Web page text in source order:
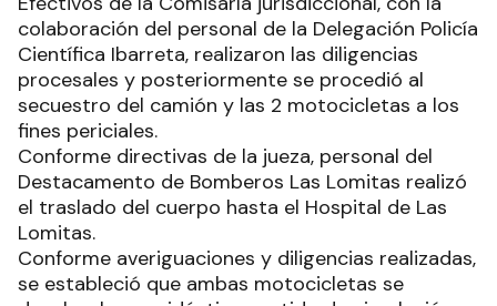
colaboración del personal de la Delegación Policía
Científica Ibarreta, realizaron las diligencias
procesales y posteriormente se procedió al
secuestro del camión y las 2 motocicletas a los
fines periciales.
Conforme directivas de la jueza, personal del
Destacamento de Bomberos Las Lomitas realizó
el traslado del cuerpo hasta el Hospital de Las
Lomitas.
Conforme averiguaciones y diligencias realizadas,
se estableció que ambas motocicletas se